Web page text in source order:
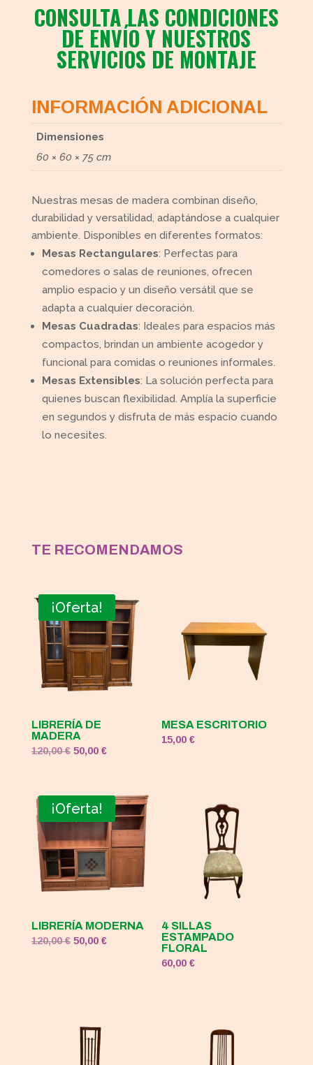
CONSULTA LAS CONDICIONES
DE ENVÍO Y NUESTROS
SERVICIOS DE MONTAJE
INFORMACIÓN ADICIONAL
Dimensiones
60 × 60 × 75 cm
Nuestras mesas de madera combinan diseño,
durabilidad y versatilidad, adaptándose a cualquier
ambiente. Disponibles en diferentes formatos:
Mesas Rectangulares: Perfectas para
comedores o salas de reuniones, ofrecen
amplio espacio y un diseño versátil que se
adapta a cualquier decoración.
Mesas Cuadradas: Ideales para espacios más
compactos, brindan un ambiente acogedor y
funcional para comidas o reuniones informales.
Mesas Extensibles: La solución perfecta para
quienes buscan flexibilidad. Amplía la superficie
en segundos y disfruta de más espacio cuando
lo necesites.
TE RECOMENDAMOS
¡Oferta!
LIBRERÍA DE
MADERA
120,00€ El
era:
120,00 €.
50,00 €El
es:
50,00 €.
MESA ESCRITORIO
15,00€
¡Oferta!
LIBRERÍA MODERNA
120,00€ El
50,00 €El
4 SILLAS
ESTAMPADO
FLORAL
60,00€